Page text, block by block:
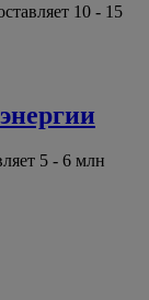
10 - 15
5 - 6 млн